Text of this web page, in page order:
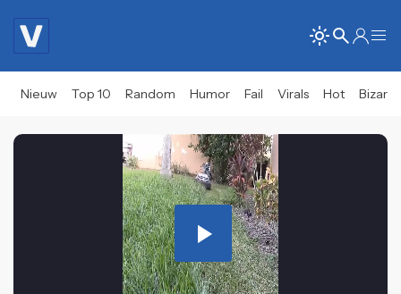
Nieuw Top 10 Random Humor Fail Virals Hot Bizar
Play
Video